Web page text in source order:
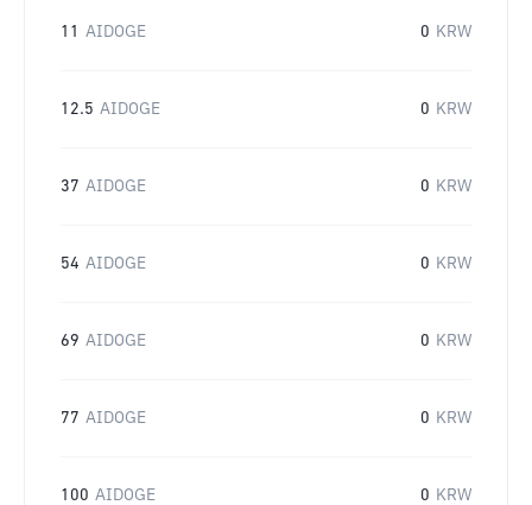
11 AIDOGE 0 KRW
12.5 AIDOGE 0 KRW
37 AIDOGE 0 KRW
54 AIDOGE 0 KRW
69 AIDOGE 0 KRW
77 AIDOGE 0 KRW
100 AIDOGE 0 KRW